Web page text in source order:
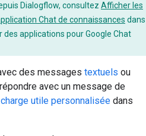
Dialogflow, consultez Afficher les
Chat de connaissances dans
applications pour Google Chat
des messages textuels ou
avec un message de
charge utile personnalisée dans